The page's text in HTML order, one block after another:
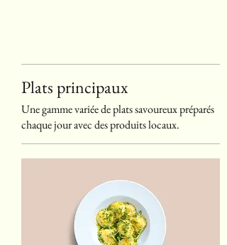
Plats principaux
Une gamme variée de plats savoureux préparés
chaque jour avec des produits locaux.